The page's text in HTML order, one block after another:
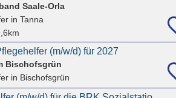
Saale-Orla
in Tanna
(m/w/d) für 2027
Bischofsgrün
in Bischofsgrün